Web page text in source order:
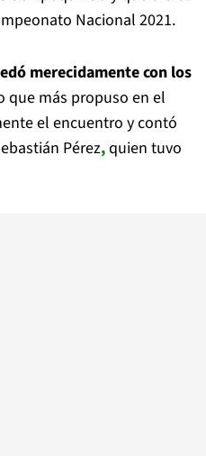
Nacional 2021.
merecidamente con los
que más propuso en el
el encuentro y contó
Pérez,quien tuvo